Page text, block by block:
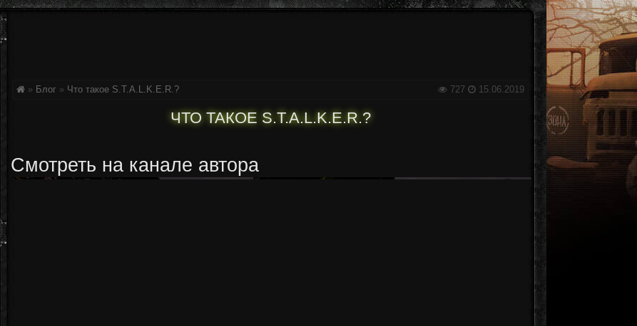
727 15.06.2019
» Блог » Что такое S.T.A.L.K.E.R.?
ЧТО ТАКОЕ S.T.A.L.K.E.R.?
Смотреть на канале автора